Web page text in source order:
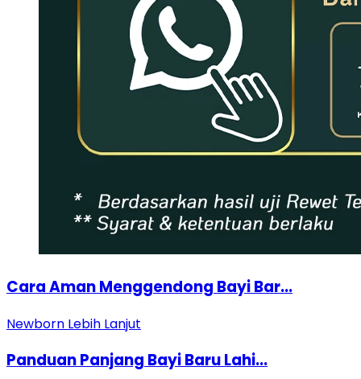
Cara Aman Menggendong Bayi Bar...
Newborn Lebih Lanjut
Panduan Panjang Bayi Baru Lahi...